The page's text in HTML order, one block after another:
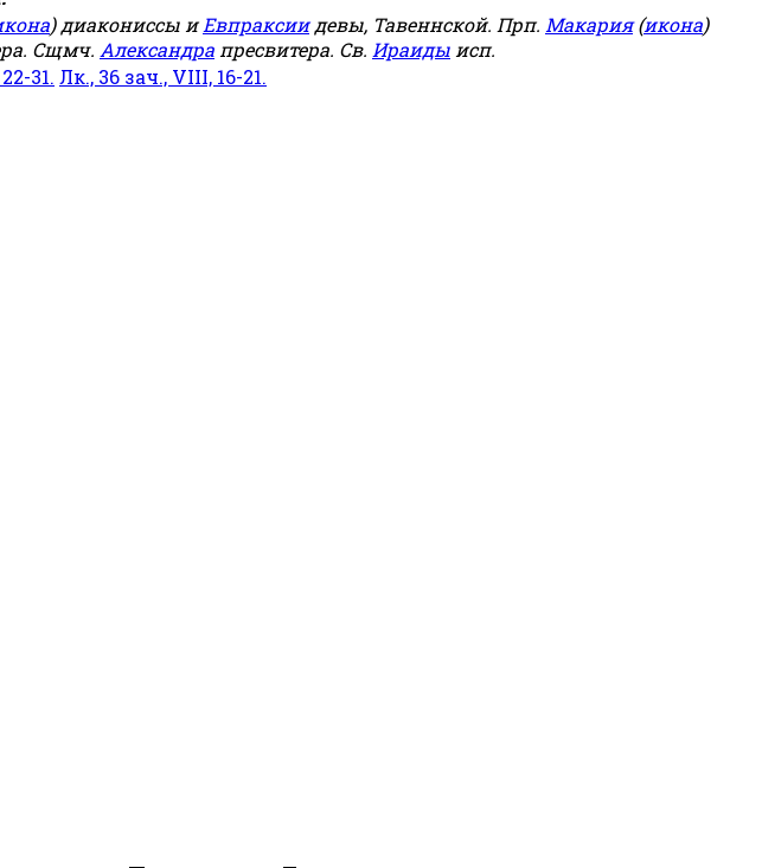
) диакониссы иЕвпраксиидевы, Тавеннской. Прп. Макария(икона)
Сщмч. Александра пресвитера. Св. Ираиды исп.
31. Лк., 36 зач., VIII, 16-21.